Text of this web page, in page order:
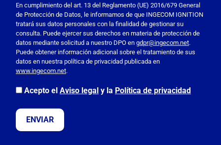
o
r
f
a
v
o
r
,
e
En cumplimiento del art. 13 del Reglamento (UE) 2016/679 General
de Protección de Datos, le informamos de que INGECOM IGNITION
tratará sus datos personales con la finalidad de gestionar su
consulta. Puede ejercer sus derechos en materia de protección de
datos mediante solicitud a nuestro DPO en gdpr@ingecom.net.
Puede obtener información adicional sobre el tratamiento de sus
datos en nuestra política de privacidad publicada en
www.ingecom.net.
Acepto el Aviso legal y la Política de privacidad